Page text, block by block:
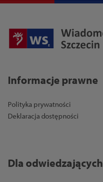
Informacje prawne
Polityka prywatności
Deklaracja dostępności
Dla odwiedzających